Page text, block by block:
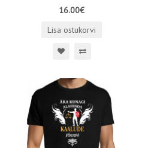
16.00€
Lisa ostukorvi